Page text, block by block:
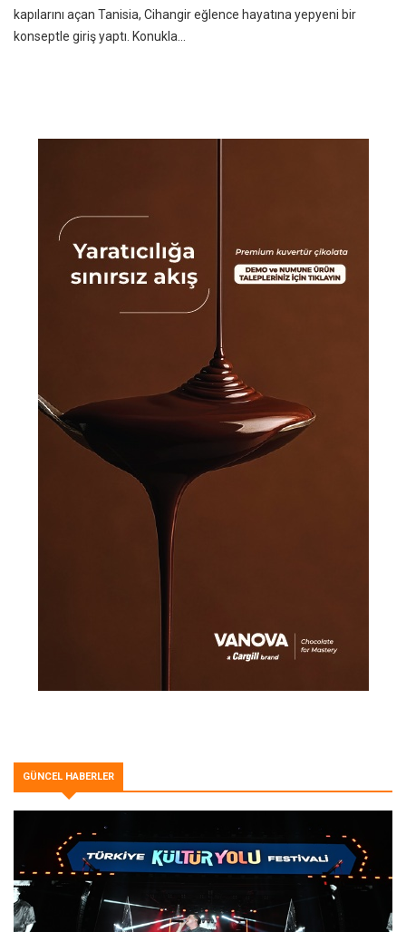
kapılarını açan Tanisia, Cihangir eğlence hayatına yepyeni bir
konseptle giriş yaptı. Konukla...
GÜNCEL HABERLER